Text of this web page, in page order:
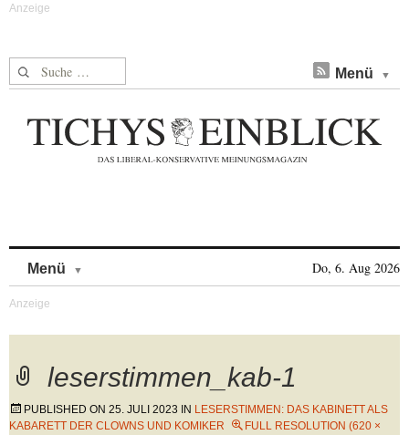
Suche nach: Menü
Menü Do, 6. Aug 2026
leserstimmen_kab-1
PUBLISHED ON 25. JULI 2023 IN LESERSTIMMEN: DAS KABINETT ALS
KABARETT DER CLOWNS UND KOMIKER
FULL RESOLUTION (620 ×